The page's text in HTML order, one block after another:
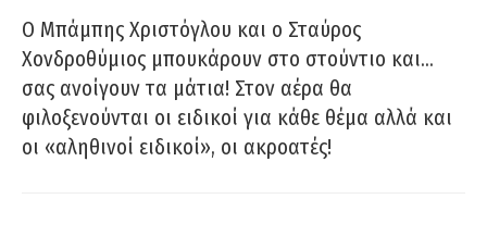
O Μπάμπης Χριστόγλου και ο Σταύρος
Χονδροθύμιος μπουκάρουν στο στούντιο και…
σας ανοίγουν τα μάτια! Στον αέρα θα
φιλοξενούνται οι ειδικοί για κάθε θέμα αλλά και
οι «αληθινοί ειδικοί», οι ακροατές!